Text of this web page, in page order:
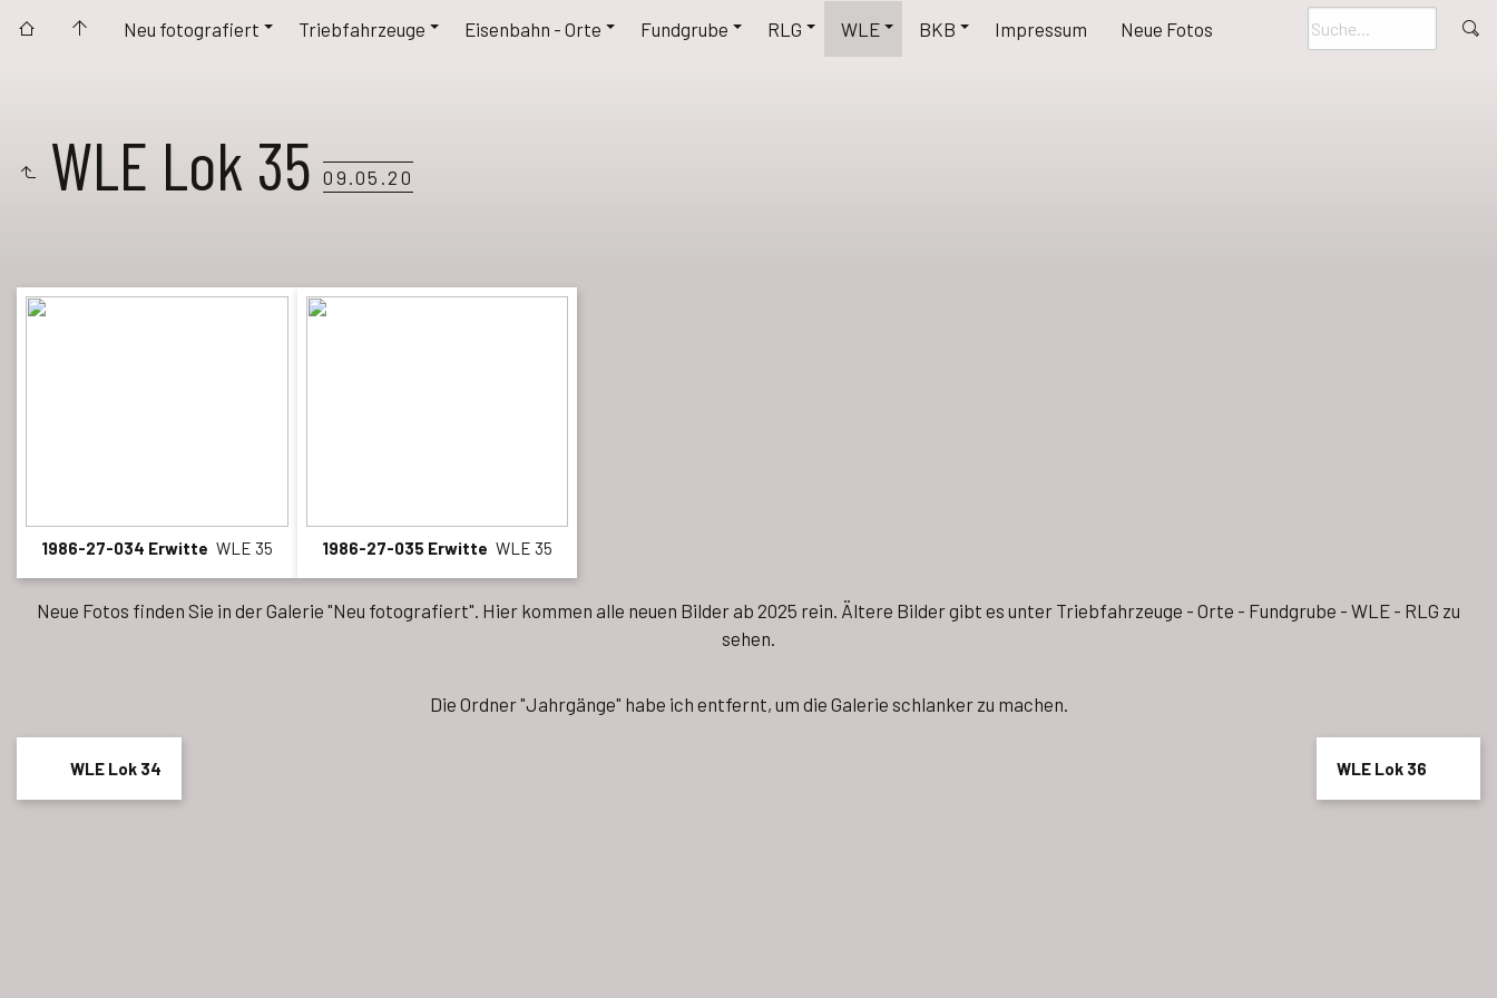
Neu fotografiert Triebfahrzeuge Eisenbahn - Orte Fundgrube RLG WLE BKB Impressum Neue Fotos
WLE Lok 35 09.05.20
1986-27-034 Erwitte WLE 35 1986-27-035 Erwitte WLE 35
Neue Fotos finden Sie in der Galerie "Neu fotografiert". Hier kommen alle neuen Bilder ab 2025 rein. Ältere Bilder gibt es unter Triebfahrzeuge - Orte - Fundgrube - WLE - RLG zu
sehen.
Die Ordner "Jahrgänge" habe ich entfernt, um die Galerie schlanker zu machen.
WLE Lok 34 WLE Lok 36